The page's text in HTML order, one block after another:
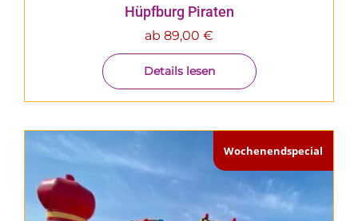
Hüpfburg Piraten
ab 89,00 €
Details lesen
Wochenendspecial